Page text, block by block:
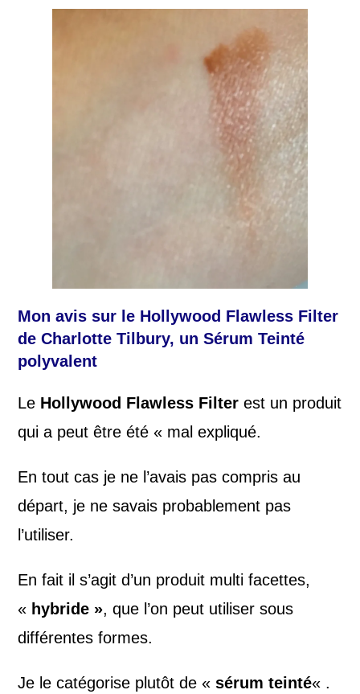
Mon avis sur le Hollywood Flawless Filter
de Charlotte Tilbury, un Sérum Teinté
polyvalent
Le Hollywood Flawless Filter est un produit
qui a peut être été « mal expliqué.
En tout cas je ne l’avais pas compris au
départ, je ne savais probablement pas
l’utiliser.
En fait il s’agit d’un produit multi facettes,
« hybride », que l’on peut utiliser sous
différentes formes.
Je le catégorise plutôt de «sérum teinté« .